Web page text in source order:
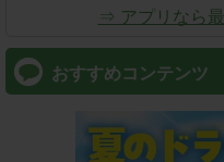
⇒ アプリなら
おすすめコンテンツ